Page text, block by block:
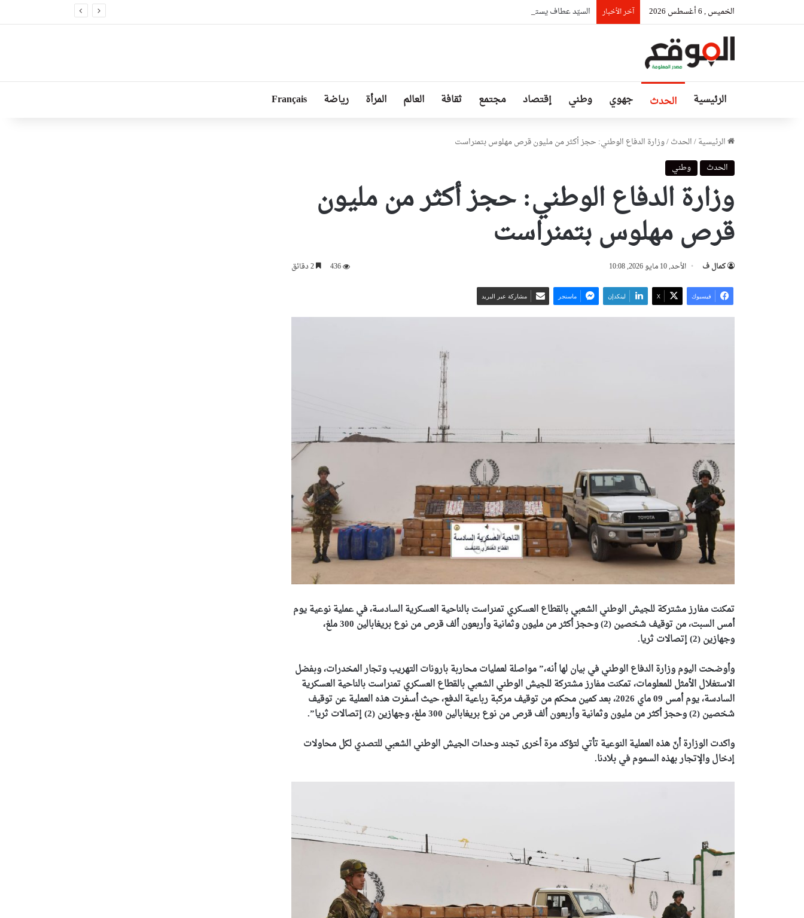
الخميس , 6 أغسطس 2026 آخر الأخبار السيّد عطاف يستقبل من طرف رئيسة مجلس الجمهورية للجمعية الوطنية البيلاروسية
الرئيسية الحدث جهوي وطني إقتصاد مجتمع ثقافة العالم المرأة رياضة Français
الرئيسية/الحدث/وزارة الدفاع الوطني: حجز أكثر من مليون قرص مهلوس بتمنراست
الحدث
وطني
وزارة الدفاع الوطني: حجز أكثر من مليون
قرص مهلوس بتمنراست
كمال ف الأحد, 10 مايو 2026, 10:08 436 2 دقائق
فيسبوك ‫X لينكدإن ماسنجر مشاركة عبر البريد
تمكنت مفارز مشتركة للجيش الوطني الشعبي بالقطاع العسكري تمنراست بالناحية العسكرية السادسة، في عملية نوعية يوم
أمس السبت، من توقيف شخصين (2) وحجز أكثر من مليون وثمانية وأربعون ألف قرص من نوع بريغابالين 300 ملغ،
وجهازين (2) إتصالات ثريا.
وأوضحت اليوم وزارة الدفاع الوطني في بيان لها أنه،” مواصلة لعمليات محاربة بارونات التهريب وتجار المخدرات، وبفضل
الاستغلال الأمثل للمعلومات، تمكنت مفارز مشتركة للجيش الوطني الشعبي بالقطاع العسكري تمنراست بالناحية العسكرية
السادسة، يوم أمس 09 ماي 2026، بعد كمين محكم من توقيف مركبة رباعية الدفع، حيث أسفرت هذه العملية عن توقيف
شخصين (2) وحجز أكثر من مليون وثمانية وأربعون ألف قرص من نوع بريغابالين 300 ملغ، وجهازين (2) إتصالات ثريا”.
واكدت الوزارة أنّ هذه العملية النوعية تأتي لتؤكد مرة أخرى تجند وحدات الجيش الوطني الشعبي للتصدي لكل محاولات
إدخال والإتجار بهذه السموم في بلادنا.